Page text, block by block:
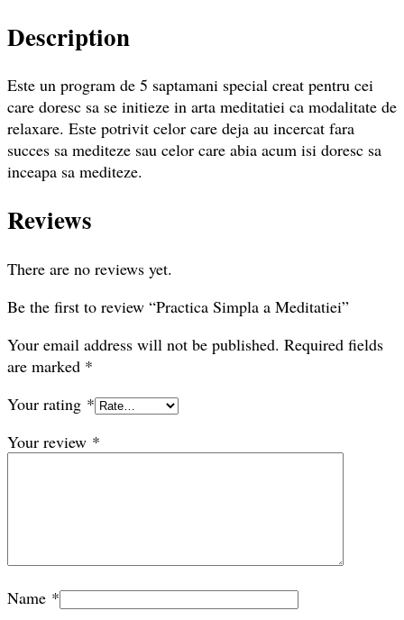
Description
Este un program de 5 saptamani special creat pentru cei
care doresc sa se initieze in arta meditatiei ca modalitate de
relaxare. Este potrivit celor care deja au incercat fara
succes sa mediteze sau celor care abia acum isi doresc sa
inceapa sa mediteze.
Reviews
There are no reviews yet.
Be the first to review “Practica Simpla a Meditatiei”
Your email address will not be published. Required fields
are marked *
Your rating *
Your review *
Name *